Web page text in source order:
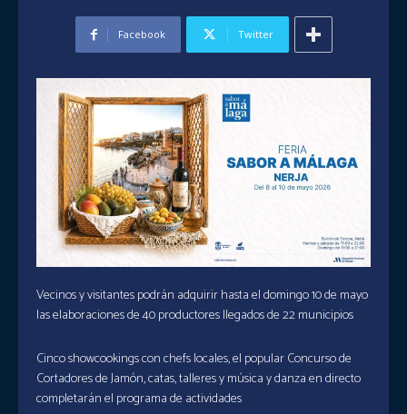
Facebook Twitter
Vecinos y visitantes podrán adquirir hasta el domingo 10 de mayo
las elaboraciones de 40 productores llegados de 22 municipios
Cinco showcookings con chefs locales, el popular Concurso de
Cortadores de Jamón, catas, talleres y música y danza en directo
completarán el programa de actividades